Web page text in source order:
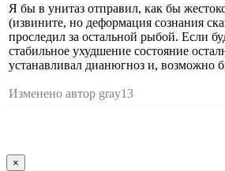
Я бы в унитаз отправил, как бы
(извините, но деформация сознания
проследил за остальной рыбой. Если
стабильное ухудшение состояние
устанавливал дианюгноз и, возможно
Изменено автор gray13
×